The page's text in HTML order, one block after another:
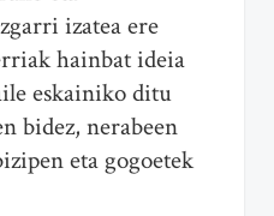
izatea ere
hainbat ideia
eskainiko ditu
bidez, nerabeen
eta gogoetek